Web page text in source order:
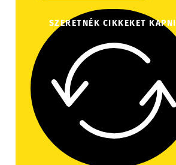
SZERETNÉK CIKKEKET KAPNI